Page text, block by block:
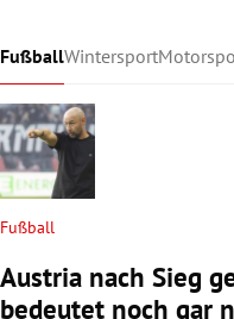
FußballWintersport
Fußball
Austria nach Sieg
bedeutet noch gar